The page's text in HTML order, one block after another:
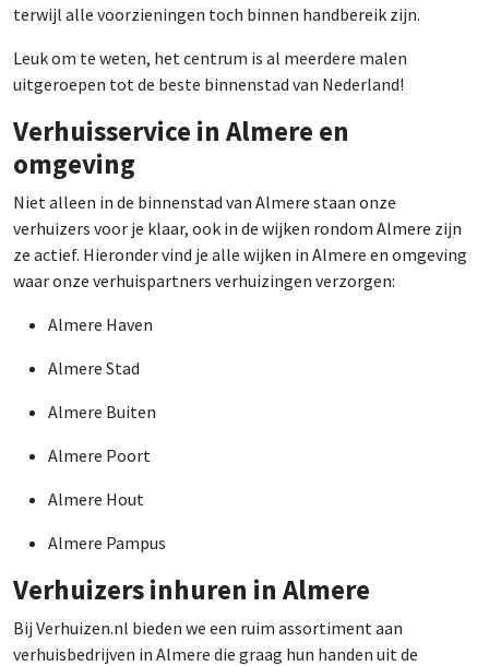
terwijl alle voorzieningen toch binnen handbereik zijn.
Leuk om te weten, het centrum is al meerdere malen
uitgeroepen tot de beste binnenstad van Nederland!
Verhuisservice in Almere en
omgeving
Niet alleen in de binnenstad van Almere staan onze
verhuizers voor je klaar, ook in de wijken rondom Almere zijn
ze actief. Hieronder vind je alle wijken in Almere en omgeving
waar onze verhuispartners verhuizingen verzorgen:
Almere Haven
Almere Stad
Almere Buiten
Almere Poort
Almere Hout
Almere Pampus
Verhuizers inhuren in Almere
Bij Verhuizen.nl bieden we een ruim assortiment aan
verhuisbedrijven in Almere die graag hun handen uit de